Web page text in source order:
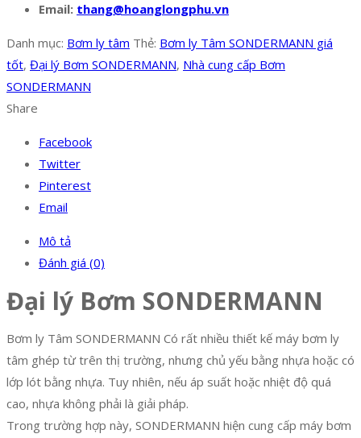
Email: thang@hoanglongphu.vn
Danh mục: Bơm ly tâm Thẻ: Bơm ly Tâm SONDERMANN giá
tốt, Đại lý Bơm SONDERMANN, Nhà cung cấp Bơm
SONDERMANN
Share
Facebook
Twitter
Pinterest
Email
Mô tả
Đánh giá (0)
Đại lý Bơm SONDERMANN
Bơm ly Tâm SONDERMANN Có rất nhiều thiết kế máy bơm ly
tâm ghép từ trên thị trường, nhưng chủ yếu bằng nhựa hoặc có
lớp lót bằng nhựa. Tuy nhiên, nếu áp suất hoặc nhiệt độ quá
cao, nhựa không phải là giải pháp.
Trong trường hợp này, SONDERMANN hiện cung cấp máy bơm